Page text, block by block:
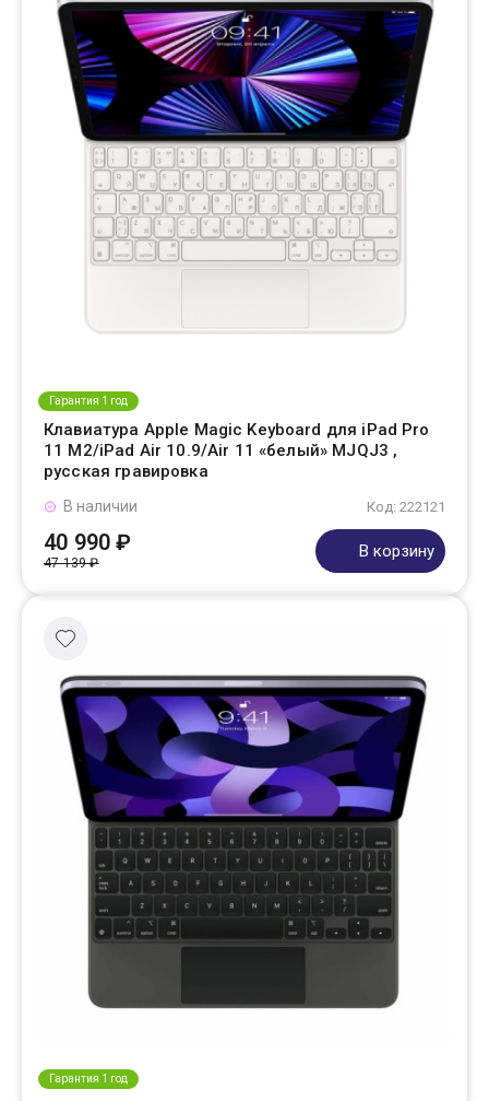
Гарантия 1 год
Клавиатура Apple Magic Keyboard для iPad Pro
11 M2/iPad Air 10.9/Air 11 «белый» MJQJ3 ,
русская гравировка
Код: 222121
В наличии
40 990 ₽
47 139 ₽
В корзину
Гарантия 1 год